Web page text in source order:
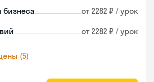
бизнеса от 2282 ₽ / урок
от 2282 ₽ / урок
(5)